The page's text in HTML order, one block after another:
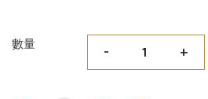
數量 - +